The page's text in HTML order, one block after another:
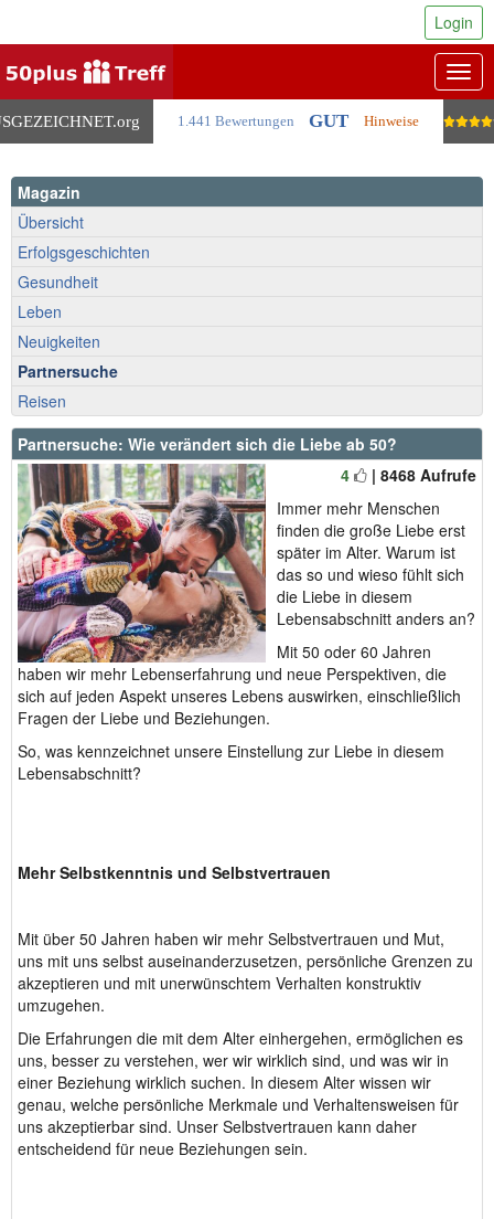
.org 1.441 Bewertungen GUT Hinweise
Login
Magazin
Übersicht
Erfolgsgeschichten
Gesundheit
Leben
Neuigkeiten
Partnersuche
Reisen
Partnersuche: Wie verändert sich die Liebe ab 50?
4
| 8468 Aufrufe
Immer mehr Menschen
finden die große Liebe erst
später im Alter. Warum ist
das so und wieso fühlt sich
die Liebe in diesem
Lebensabschnitt anders an?
Mit 50 oder 60 Jahren
haben wir mehr Lebenserfahrung und neue Perspektiven, die
sich auf jeden Aspekt unseres Lebens auswirken, einschließlich
Fragen der Liebe und Beziehungen.
So, was kennzeichnet unsere Einstellung zur Liebe in diesem
Lebensabschnitt?
Mehr Selbstkenntnis und Selbstvertrauen
Mit über 50 Jahren haben wir mehr Selbstvertrauen und Mut,
uns mit uns selbst auseinanderzusetzen, persönliche Grenzen zu
akzeptieren und mit unerwünschtem Verhalten konstruktiv
umzugehen.
Die Erfahrungen die mit dem Alter einhergehen, ermöglichen es
uns, besser zu verstehen, wer wir wirklich sind, und was wir in
einer Beziehung wirklich suchen. In diesem Alter wissen wir
genau, welche persönliche Merkmale und Verhaltensweisen für
uns akzeptierbar sind. Unser Selbstvertrauen kann daher
entscheidend für neue Beziehungen sein.